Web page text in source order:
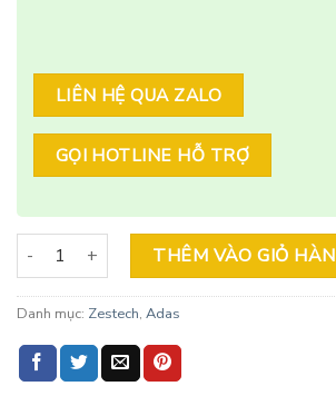
LIÊN HỆ QUA ZALO
GỌI HOTLINE HỖ TRỢ
Zestec ADAS+ bản cao cấp tại An Giang số
THÊM VÀO GIỎ
Danh mục: Zestech, Adas